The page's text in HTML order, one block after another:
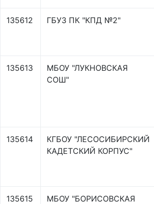
135612 ГБУЗ ПК "КПД №2"
135613
МБОУ "ЛУКНОВСКАЯ
СОШ"
135614
КГБОУ "ЛЕСОСИБИРСКИЙ
КАДЕТСКИЙ КОРПУС"
135615
МБОУ "БОРИСОВСКАЯ